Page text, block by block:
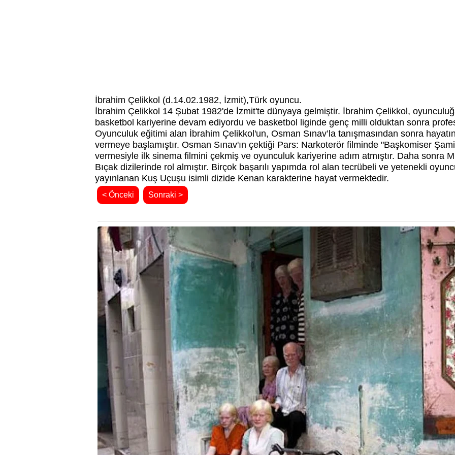
İbrahim Çelikkol (d.14.02.1982, İzmit),Türk oyuncu.
İbrahim Çelikkol 14 Şubat 1982'de İzmit'te dünyaya gelmiştir. İbrahim Çelikkol,
basketbol kariyerine devam ediyordu ve basketbol liginde genç milli olduktan sonra
Oyunculuk eğitimi alan İbrahim Çelikkol'un, Osman Sınav’la tanışmasından sonra
vermeye başlamıştır. Osman Sınav'ın çektiği Pars: Narkoterör filminde "Başkomiser
vermesiyle ilk sinema filmini çekmiş ve oyunculuk kariyerine adım atmıştır. Daha sonra
Bıçak dizilerinde rol almıştır. Birçok başarılı yapımda rol alan tecrübeli ve yetenekli
yayınlanan Kuş Uçuşu isimli dizide Kenan karakterine hayat vermektedir.
< Önceki Sonraki >